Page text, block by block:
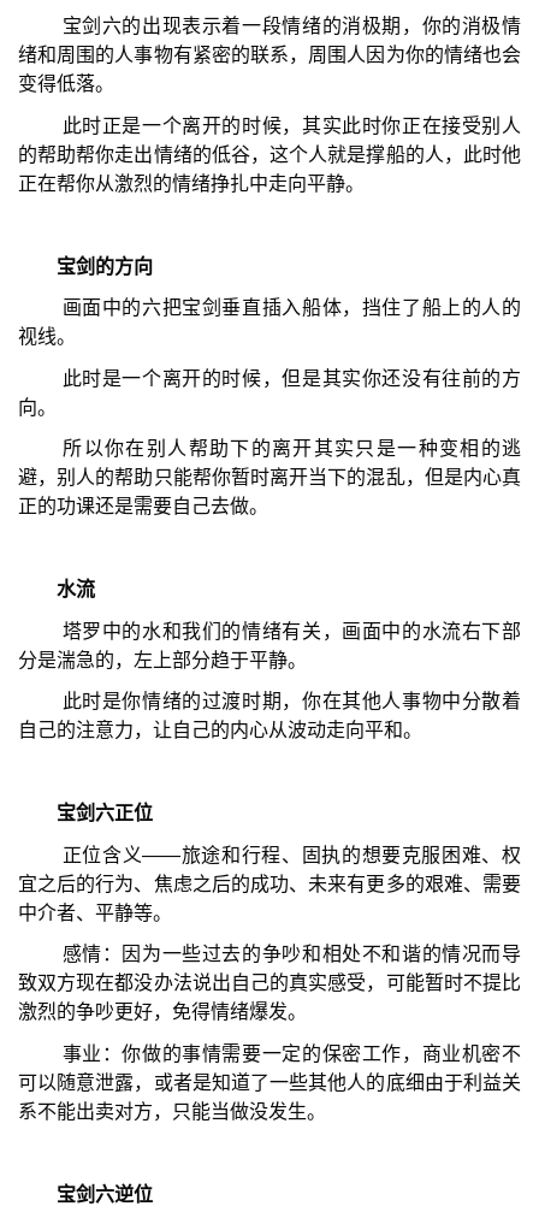
宝剑六的出现表示着一段情绪的消极期，你的消极情
绪和周围的人事物有紧密的联系，周围人因为你的情绪也会
变得低落。
此时正是一个离开的时候，其实此时你正在接受别人
的帮助帮你走出情绪的低谷，这个人就是撑船的人，此时他
正在帮你从激烈的情绪挣扎中走向平静。
宝剑的方向
画面中的六把宝剑垂直插入船体，挡住了船上的人的
视线。
此时是一个离开的时候，但是其实你还没有往前的方
向。
所以你在别人帮助下的离开其实只是一种变相的逃
避，别人的帮助只能帮你暂时离开当下的混乱，但是内心真
正的功课还是需要自己去做。
水流
塔罗中的水和我们的情绪有关，画面中的水流右下部
分是湍急的，左上部分趋于平静。
此时是你情绪的过渡时期，你在其他人事物中分散着
自己的注意力，让自己的内心从波动走向平和。
宝剑六正位
正位含义——旅途和行程、固执的想要克服困难、权
宜之后的行为、焦虑之后的成功、未来有更多的艰难、需要
中介者、平静等。
感情：因为一些过去的争吵和相处不和谐的情况而导
致双方现在都没办法说出自己的真实感受，可能暂时不提比
激烈的争吵更好，免得情绪爆发。
事业：你做的事情需要一定的保密工作，商业机密不
可以随意泄露，或者是知道了一些其他人的底细由于利益关
系不能出卖对方，只能当做没发生。
宝剑六逆位